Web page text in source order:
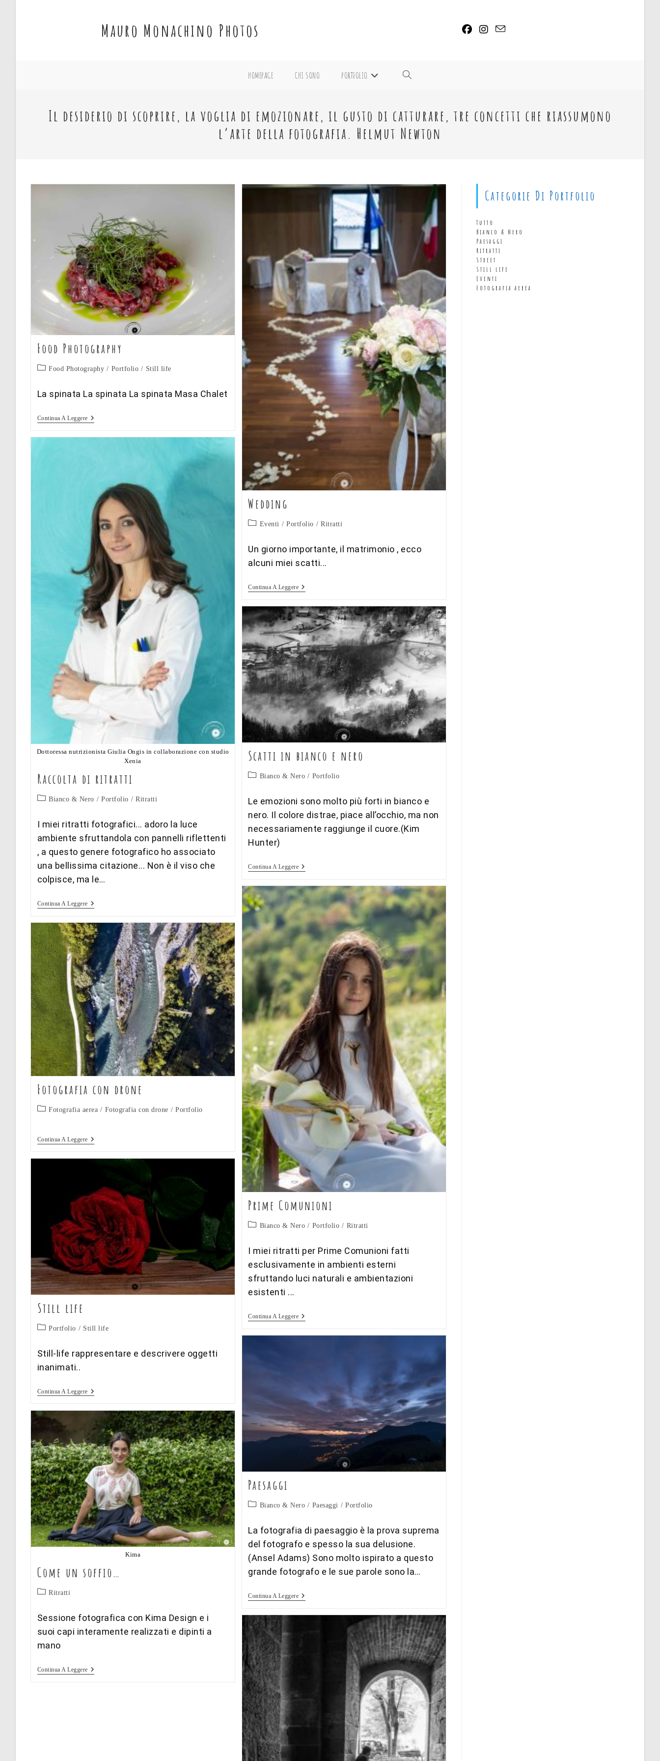
Mauro Monachino Photos
HOMEPAGE CHI SONO PORTFOLIO ATTIVA/DISATTIVA
RICERCA
Il desiderio di scoprire, la voglia di emozionare, il gusto di catturare, tre concetti che riassumono
l’arte della fotografia. Helmut Newton
Food Photography
Categoria
Food Photography / Portfolio / Still life
La spinata La spinata La spinata Masa Chalet
Continua A LeggereFood
Wedding
Categoria
Eventi / Portfolio / Ritratti
Un giorno importante, il matrimonio , ecco
alcuni miei scatti...
Continua A LeggereWedding
Dottoressa nutrizionista Giulia Ongis in collaborazione con studio
Xenia
Raccolta di ritratti
Categoria
Bianco & Nero / Portfolio / Ritratti
I miei ritratti fotografici... adoro la luce
ambiente sfruttandola con pannelli riflettenti
, a questo genere fotografico ho associato
una bellissima citazione... Non è il viso che
colpisce, ma le…
Continua A LeggereRaccolta
Scatti in bianco e nero
Categoria
Bianco & Nero / Portfolio
Le emozioni sono molto più forti in bianco e
nero. Il colore distrae, piace all’occhio, ma non
necessariamente raggiunge il cuore.(Kim
Hunter)
Continua A LeggereScatti
E
Nero
Prime Comunioni
Categoria
Bianco & Nero / Portfolio / Ritratti
I miei ritratti per Prime Comunioni fatti
esclusivamente in ambienti esterni
sfruttando luci naturali e ambientazioni
esistenti ...
Continua A LeggerePrime
Fotografia con drone
Categoria
Fotografia aerea / Fotografia con drone / Portfolio
Continua A LeggereFotografia
Con
Still life
Categoria
Portfolio / Still life
Still-life rappresentare e descrivere oggetti
inanimati..
Continua A LeggereStill
Paesaggi
Categoria
Bianco & Nero / Paesaggi / Portfolio
La fotografia di paesaggio è la prova suprema
del fotografo e spesso la sua delusione.
(Ansel Adams) Sono molto ispirato a questo
grande fotografo e le sue parole sono la…
Continua A LeggerePaesaggi
Kima
Come un soffio…
Categoria
Ritratti
Sessione fotografica con Kima Design e i
suoi capi interamente realizzati e dipinti a
mano
Continua A LeggereCome
Categorie Di Portfolio
Tutto
Bianco & Nero
Paesaggi
Ritratti
Street
Still life
Eventi
Fotografia aerea